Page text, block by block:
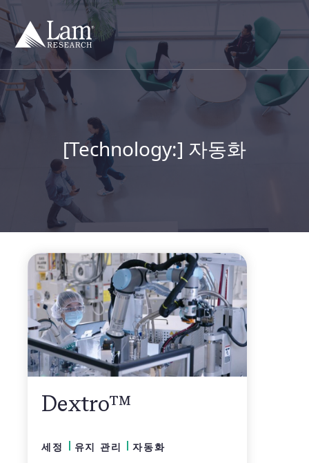
컨
텐
츠
너
기
[Technology:] 자동화
Dextro™
세정 유지 관리 자동화